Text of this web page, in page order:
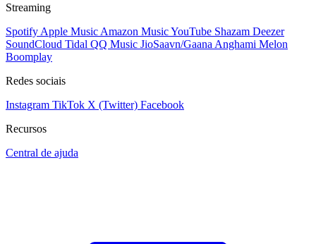
Streaming
Spotify Apple Music Amazon MusicYouTube Shazam Deezer
SoundCloud Tidal QQ Music JioSaavn/Gaana Anghami Melon
Boomplay
Redes sociais
Instagram TikTok X (Twitter) Facebook
Recursos
Central de ajuda